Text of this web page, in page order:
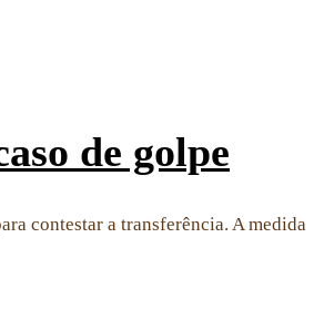
de golpe
contestar a transferência. A medida